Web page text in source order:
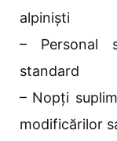
alpiniști
– Personal
standard
– Nopți
modificărilor